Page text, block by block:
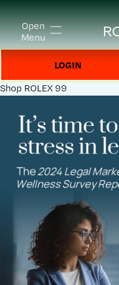
Open
Menu
LOGIN
Shop ROLEX 99